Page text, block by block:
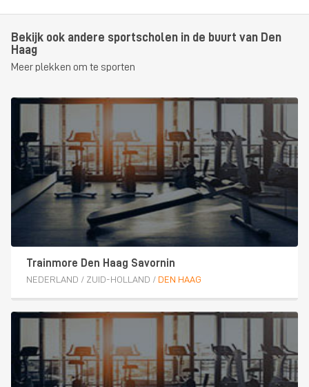
Bekijk ook andere sportscholen in de buurt van Den
Haag
Meer plekken om te sporten
Trainmore Den Haag Savornin
NEDERLAND / ZUID-HOLLAND / DEN HAAG